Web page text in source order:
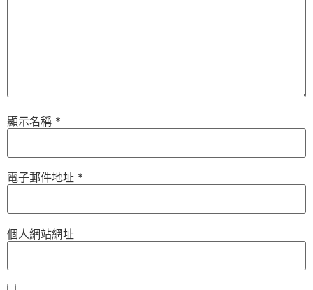
顯示名稱 *
電子郵件地址 *
個人網站網址